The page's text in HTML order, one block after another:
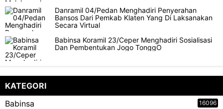
Danramil 04/Pedan Menghadiri Penyerahan
Bansos Dari Pemkab Klaten Yang Di Laksanakan
Secara Virtual
Babinsa Koramil 23/Ceper Menghadiri Sosialisasi
Dan Pembentukan Jogo TonggO
KATEGORI
Babinsa
16096